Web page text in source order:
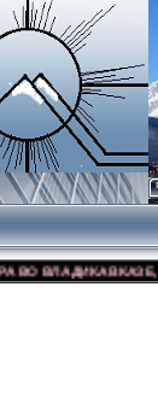
ВЛАДИКАВКАЗЕ,